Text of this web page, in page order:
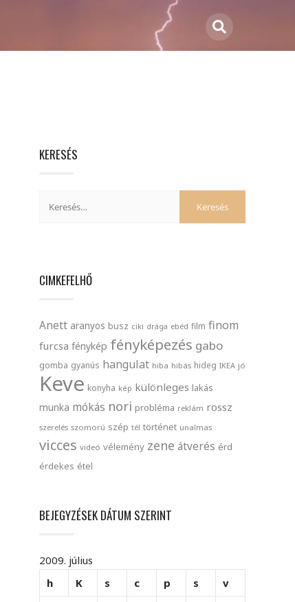
KERESÉS
CIMKEFELHŐ
Anett aranyos busz ciki drága ebéd film finom
furcsa fénykép fényképezés gabo
gomba gyanús hangulat hiba hibás hideg IKEA jó
Keve konyha kép különleges lakás
munka mókás nori probléma reklám rossz
szerelés szomorú szép tél történet unalmas
vicces videó vélemény zene átverés érd
érdekes étel
BEJEGYZÉSEK DÁTUM SZERINT
2009. július
h
K s c p s
v